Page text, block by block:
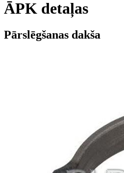
ĀPK detaļas
Pārslēgšanas dakša